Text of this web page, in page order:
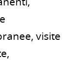
visite